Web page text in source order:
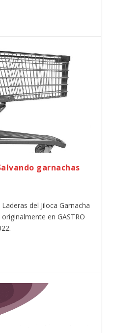
garnachas
del Jiloca Garnacha
en GASTRO